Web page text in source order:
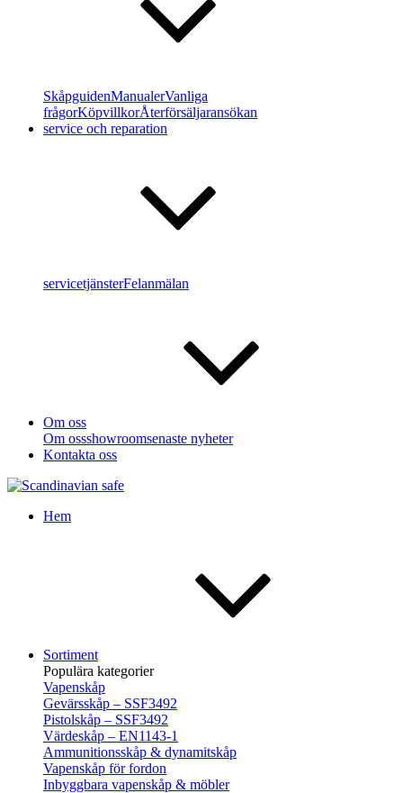
SkåpguidenManualerVanliga
frågorKöpvillkorÅterförsäljaransökan
service och reparation
servicetjänsterFelanmälan
Om oss
Om ossshowroomsenaste nyheter
Kontakta oss
Hem
Sortiment
Populära kategorier
Vapenskåp
Gevärsskåp – SSF3492
Pistolskåp – SSF3492
Värdeskåp – EN1143-1
Ammunitionsskåp & dynamitskåp
Vapenskåp för fordon
Inbyggbara vapenskåp & möbler